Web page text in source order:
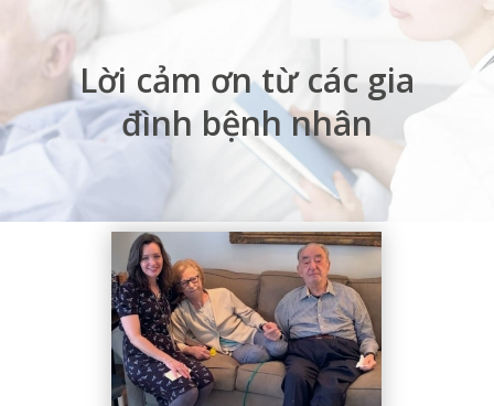
Lời cảm ơn từ các gia
đình bệnh nhân